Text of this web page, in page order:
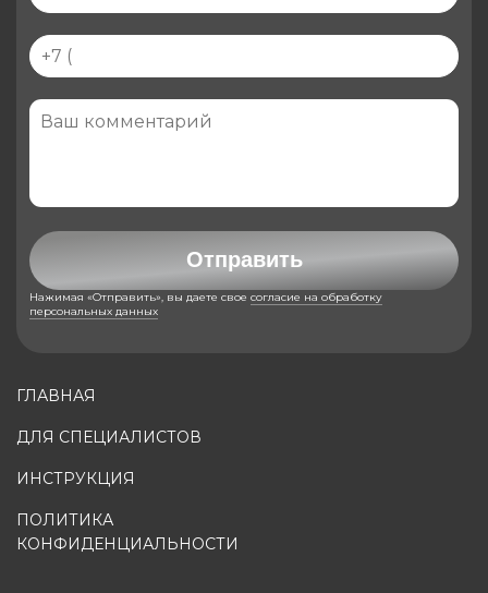
ГЛАВНАЯ
ДЛЯ СПЕЦИАЛИСТОВ
ИНСТРУКЦИЯ
ПОЛИТИКА
КОНФИДЕНЦИАЛЬНОСТИ
Отправить
Нажимая «Отправить», вы даете свое согласие на обработку
персональных данных